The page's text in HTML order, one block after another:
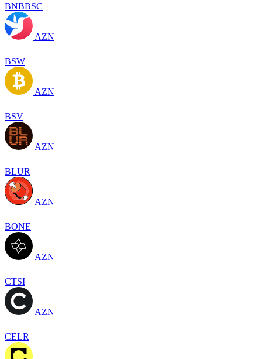
BNBBSC
AZN
BSW
AZN
BSV
AZN
BLUR
AZN
BONE
AZN
CTSI
AZN
CELR